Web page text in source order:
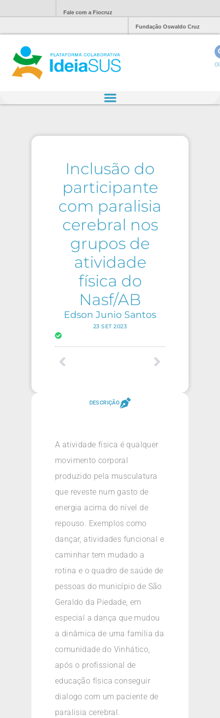
Fale com a Fiocruz
Fundação Oswaldo Cruz
Inclusão do
participante
com paralisia
cerebral nos
grupos de
atividade
física do
Nasf/AB
Edson Junio Santos
23 SET 2023
DESCRIÇÃO
A atividade física é qualquer
movimento corporal
produzido pela musculatura
que reveste num gasto de
energia acima do nível de
repouso. Exemplos como
dançar, atividades funcional e
caminhar tem mudado a
rotina e o quadro de saúde de
pessoas do município de São
Geraldo da Piedade, em
especial a dança que mudou
a dinâmica de uma família da
comunidade do Vinhático,
após o profissional de
educação física conseguir
dialogo com um paciente de
paralisia cerebral.